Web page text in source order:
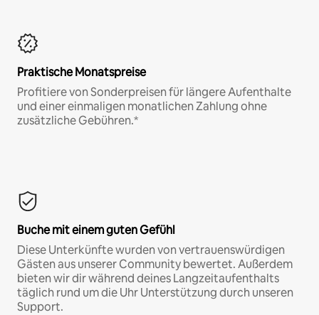
Praktische Monatspreise
Profitiere von Sonderpreisen für längere Aufenthalte
und einer einmaligen monatlichen Zahlung ohne
zusätzliche Gebühren.*
Buche mit einem guten Gefühl
Diese Unterkünfte wurden von vertrauenswürdigen
Gästen aus unserer Community bewertet. Außerdem
bieten wir dir während deines Langzeitaufenthalts
täglich rund um die Uhr Unterstützung durch unseren
Support.